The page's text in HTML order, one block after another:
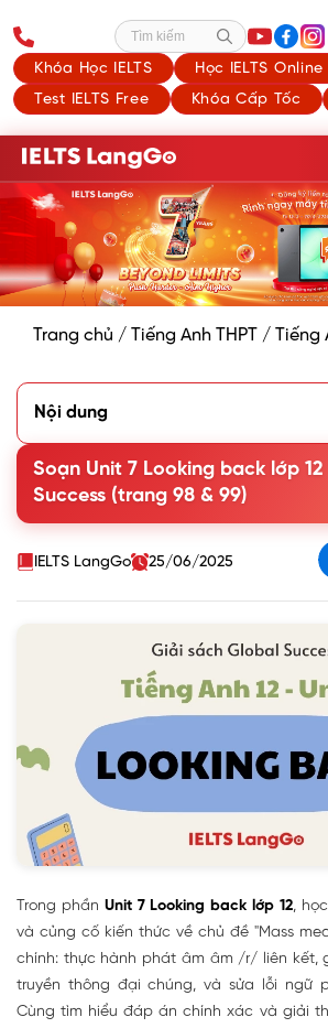
Khóa Học IELTS
Học IELTS Online
Test IELTS Free
Khóa Cấp Tốc
Tìm kiếm
Trang chủ / Tiếng Anh THPT / Tiếng
Nội dung
2. Vocabulary
3. Grammar
Soạn Unit 7 Looking back lớp
Success (trang 98 & 99)
IELTS LangGo 25/06/2025
Trong phần Unit 7 Looking back lớp 12,
và củng cố kiến thức về chủ đề "Mass
chính: thực hành phát âm âm /r/ liên kết,
truyền thông đại chúng, và sửa lỗi ngữ
Cùng tìm hiểu đáp án chính xác và giải